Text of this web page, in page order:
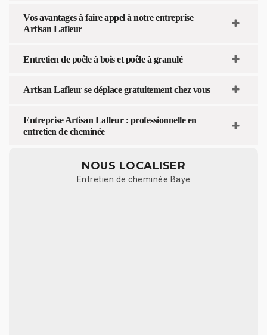
Vos avantages à faire appel à notre entreprise
Artisan Lafleur
Entretien de poêle à bois et poêle à granulé
Artisan Lafleur se déplace gratuitement chez vous
Entreprise Artisan Lafleur : professionnelle en
entretien de cheminée
NOUS LOCALISER
Entretien de cheminée Baye